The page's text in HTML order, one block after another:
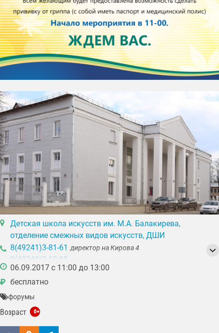
Детская школа искусств им. М.А. Балакирева,
отделение смежных видов искусств, ДШИ
8(49241)3-81-61 директор на Кирова 4
8(49241)3-10-65
8(49241)2-22-46 отдел кадров, учебная часть
06.09.2017 с 11:00 до 13:00
бесплатно
₽
форумы
Возраст 0+